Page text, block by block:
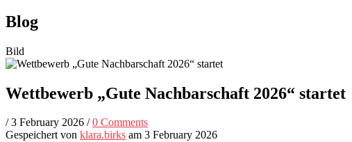
Blog
Bild
Wettbewerb „Gute Nachbarschaft 2026“ startet
/3 February 2026 /0 Comments
Gespeichert von klara.birks am 3 February 2026